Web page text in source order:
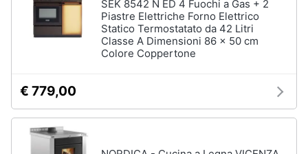
Elettrodomestici
offerta
Lavatrici
offerta
SEK 8542 N ED 4 Fuochi a Gas + 2
Piastre Elettriche Forno Elettrico
Statico Termostatato da 42 Litri
Classe A Dimensioni 86 x 50 cm
Colore Coppertone
€ 779,00